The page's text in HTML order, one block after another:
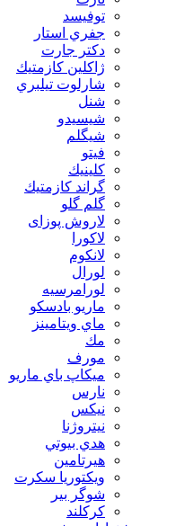
توفيسد
جفري استار
دكتر جارت
ژاكلين كازمتيك
شارلوت تيلبري
شنل
شيسيدو
شیگلم
فيتو
كلينيك
گراند كازمتيك
گلم گلو
لاروش پوزای
لاكورا
لانكوم
لورال
لورامرسيه
ماريو بادسكو
ماي ويتامينز
مك
مورف
ميكاپ باي ماريو
نارس
نيكس
نیتروژنا
هدي بيوتي
هیرتامین
ویکتوریا سکرت
شوگر بير
کرکلند